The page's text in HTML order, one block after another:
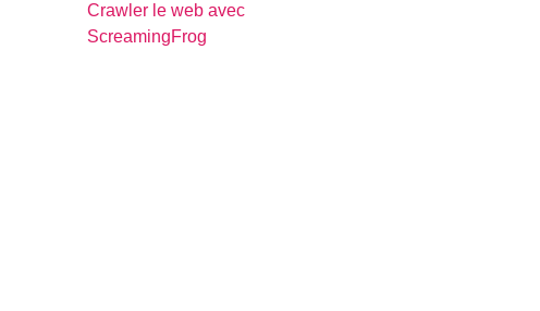
Crawler le web avec
ScreamingFrog